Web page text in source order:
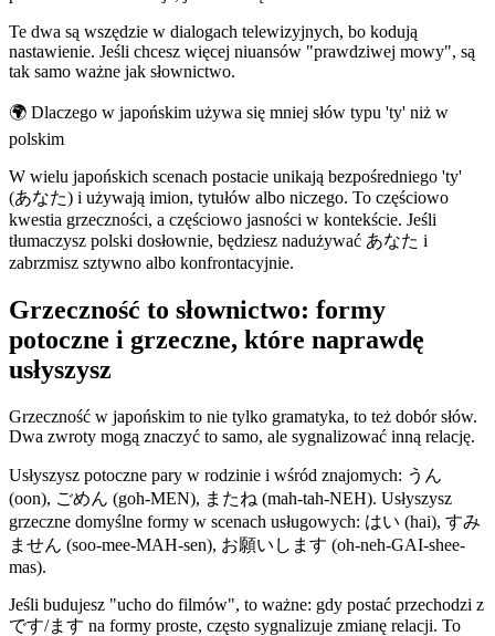
Te dwa są wszędzie w dialogach telewizyjnych, bo kodują
nastawienie. Jeśli chcesz więcej niuansów "prawdziwej mowy", są
tak samo ważne jak słownictwo.
🌍 Dlaczego w japońskim używa się mniej słów typu 'ty' niż w
polskim
W wielu japońskich scenach postacie unikają bezpośredniego 'ty'
(あなた) i używają imion, tytułów albo niczego. To częściowo
kwestia grzeczności, a częściowo jasności w kontekście. Jeśli
tłumaczysz polski dosłownie, będziesz nadużywać あなた i
zabrzmisz sztywno albo konfrontacyjnie.
Grzeczność to słownictwo: formy
potoczne i grzeczne, które naprawdę
usłyszysz
Grzeczność w japońskim to nie tylko gramatyka, to też dobór słów.
Dwa zwroty mogą znaczyć to samo, ale sygnalizować inną relację.
Usłyszysz potoczne pary w rodzinie i wśród znajomych: うん
(oon), ごめん (goh-MEN), またね (mah-tah-NEH). Usłyszysz
grzeczne domyślne formy w scenach usługowych: はい (hai), すみ
ません (soo-mee-MAH-sen), お願いします (oh-neh-GAI-shee-
mas).
Jeśli budujesz "ucho do filmów", to ważne: gdy postać przechodzi z
です/ます na formy proste, często sygnalizuje zmianę relacji. To